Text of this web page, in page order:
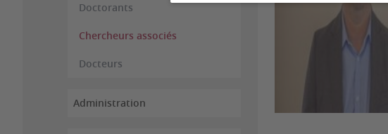
Doctorants
Chercheurs associés
Docteurs
Administration